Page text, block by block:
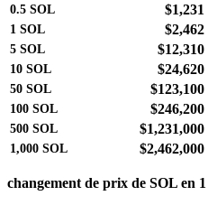
0.5 SOL $1,231
1 SOL $2,462
5 SOL $12,310
10 SOL $24,620
50 SOL $123,100
100 SOL $246,200
500 SOL $1,231,000
1,000 SOL $2,462,000
changement de prix de SOL en